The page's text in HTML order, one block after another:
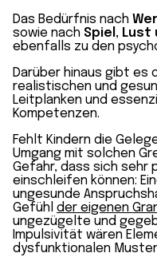
Das Bedürfnis nach
sowie nach Spiel,
ebenfalls zu den
Darüber hinaus gibt es
realistischen und
Leitplanken und
Kompetenzen.
Fehlt Kindern die
Umgang mit solchen
Gefahr, dass sich sehr
einschleifen können:
ungesunde
Gefühl der eigenen
ungezügelte und
Impulsivität wären
dysfunktionalen